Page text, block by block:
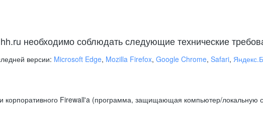
необходимо соблюдать следующие технические
версии: Microsoft Edge, Mozilla Firefox, Google Chrome, Safari,
Firewall'a (программа, защищающая компьютер/локальную